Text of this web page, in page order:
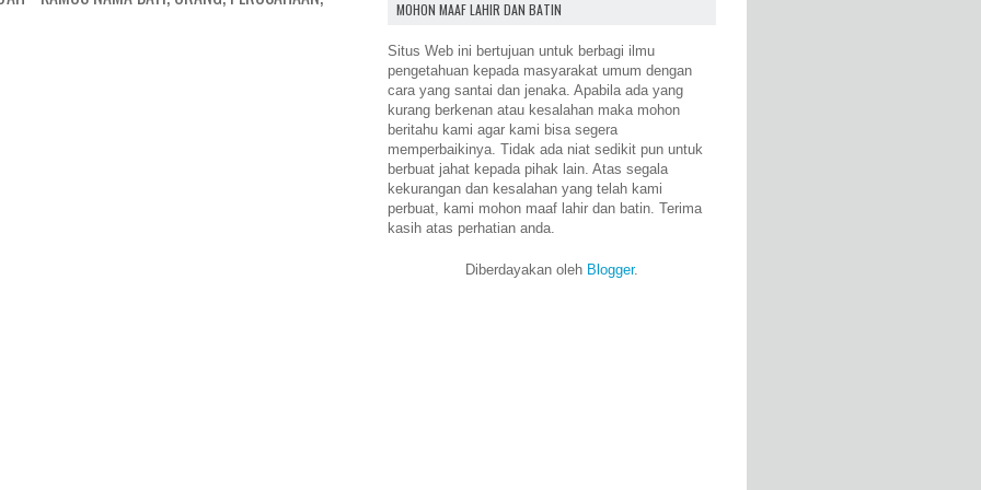
MOHON MAAF LAHIR DAN BATIN
Situs Web ini bertujuan untuk berbagi ilmu
pengetahuan kepada masyarakat umum dengan
cara yang santai dan jenaka. Apabila ada yang
kurang berkenan atau kesalahan maka mohon
beritahu kami agar kami bisa segera
memperbaikinya. Tidak ada niat sedikit pun untuk
berbuat jahat kepada pihak lain. Atas segala
kekurangan dan kesalahan yang telah kami
perbuat, kami mohon maaf lahir dan batin. Terima
kasih atas perhatian anda.
Diberdayakan oleh Blogger.